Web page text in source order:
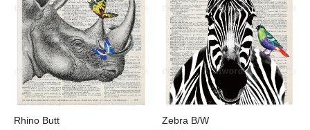
Rhino Butt
Zebra B/W